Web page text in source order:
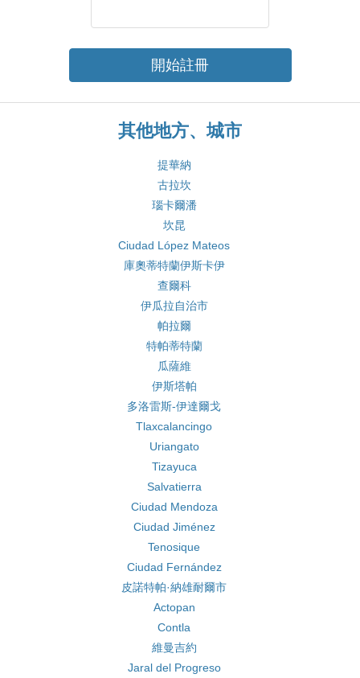
開始註冊
其他地方、城市
提華納
古拉坎
瑙卡爾潘
坎昆
Ciudad López Mateos
庫奧蒂特蘭伊斯卡伊
查爾科
伊瓜拉自治市
帕拉爾
特帕蒂特蘭
瓜薩維
伊斯塔帕
多洛雷斯-伊達爾戈
Tlaxcalancingo
Uriangato
Tizayuca
Salvatierra
Ciudad Mendoza
Ciudad Jiménez
Tenosique
Ciudad Fernández
皮諾特帕·納雄耐爾市
Actopan
Contla
維曼吉約
Jaral del Progreso